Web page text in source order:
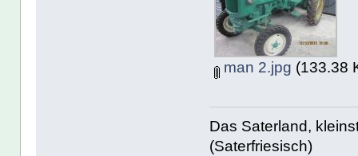
man 2.jpg (133.38
Das Saterland,
(Saterfriesisch)